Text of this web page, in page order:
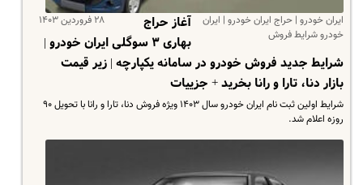
ایران خودرو | حراج ایران خودرو | ایران
خودرو شرایط فروش
۲۸ فروردین ۱۴۰۳
آغاز حراج
بهاری ۳ سوگلی ایران خودرو |
شرایط جدید فروش خودرو در سامانه یکپارچه | زیر قیمت
بازار دنا، تارا و رانا بخرید + جزییات
شرایط اولین ثبت نام ایران خودرو سال ۱۴۰۳ ویژه فروش دنا، تارا و رانا با تحویل ۹۰
روزه اعلام شد.